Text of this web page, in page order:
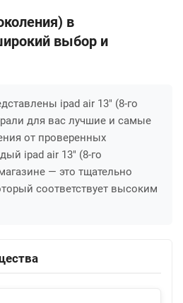
в
выбор и
ipad air 13" (8-го
для вас лучшие и самые
от проверенных
ipad air 13" (8-го
— это тщательно
соответствует высоким